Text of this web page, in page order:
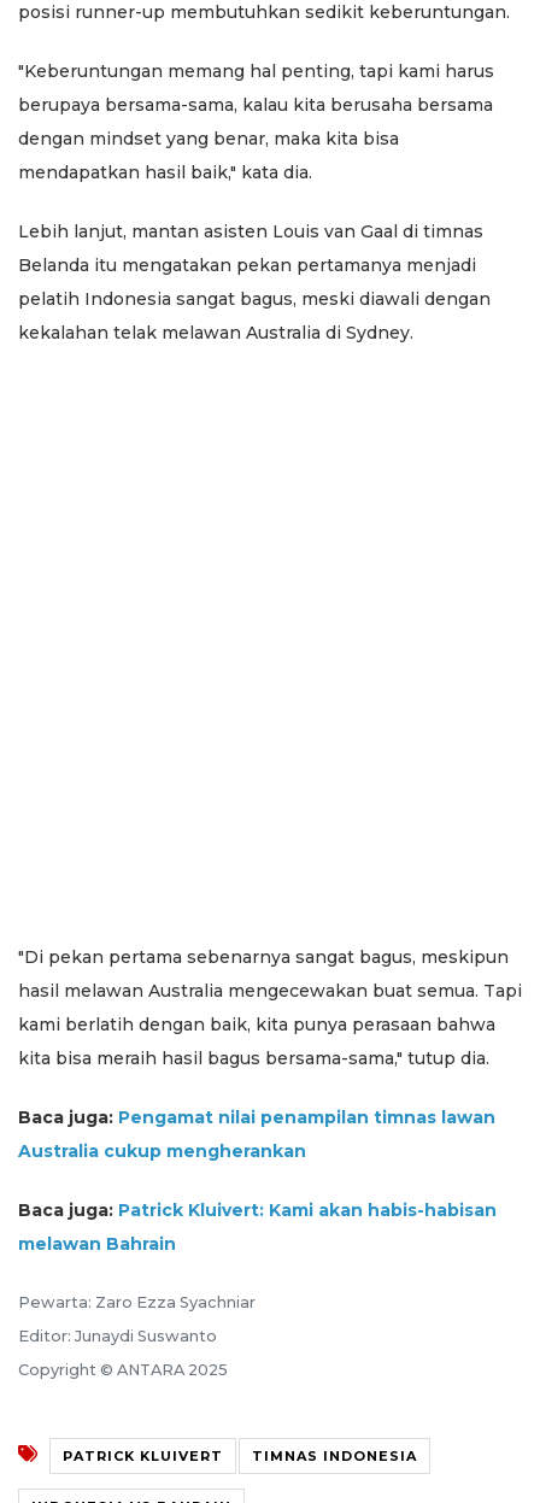
posisi runner-up membutuhkan sedikit keberuntungan.
"Keberuntungan memang hal penting, tapi kami harus
berupaya bersama-sama, kalau kita berusaha bersama
dengan mindset yang benar, maka kita bisa
mendapatkan hasil baik," kata dia.
Lebih lanjut, mantan asisten Louis van Gaal di timnas
Belanda itu mengatakan pekan pertamanya menjadi
pelatih Indonesia sangat bagus, meski diawali dengan
kekalahan telak melawan Australia di Sydney.
"Di pekan pertama sebenarnya sangat bagus, meskipun
hasil melawan Australia mengecewakan buat semua. Tapi
kami berlatih dengan baik, kita punya perasaan bahwa
kita bisa meraih hasil bagus bersama-sama," tutup dia.
Baca juga: Pengamat nilai penampilan timnas lawan
Australia cukup mengherankan
Baca juga: Patrick Kluivert: Kami akan habis-habisan
melawan Bahrain
Pewarta: Zaro Ezza Syachniar
Editor: Junaydi Suswanto
Copyright © ANTARA 2025
PATRICK KLUIVERT TIMNAS INDONESIA